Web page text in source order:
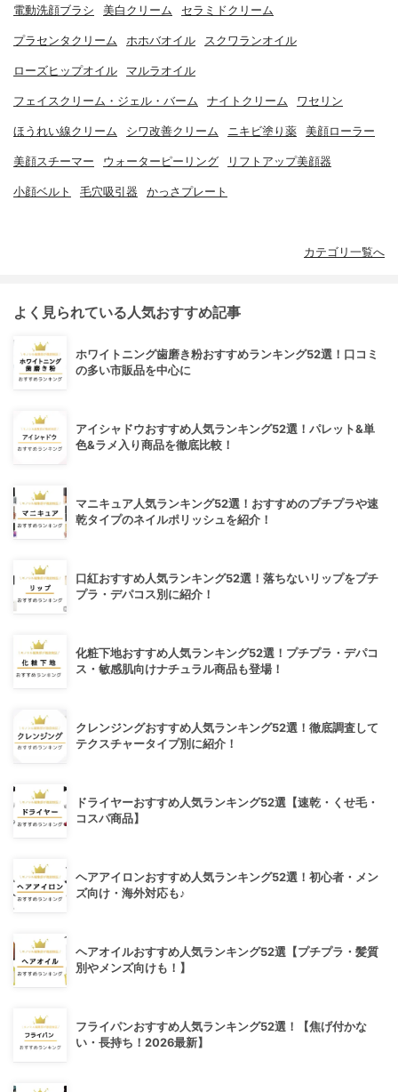
電動洗顔ブラシ 美白クリーム セラミドクリーム
プラセンタクリーム ホホバオイル スクワランオイル
ローズヒップオイル マルラオイル
フェイスクリーム・ジェル・バーム ナイトクリーム ワセリン
ほうれい線クリーム シワ改善クリーム ニキビ塗り薬 美顔ローラー
美顔スチーマー ウォーターピーリング リフトアップ美顔器
小顔ベルト 毛穴吸引器 かっさプレート
カテゴリ一覧へ
よく見られている人気おすすめ記事
ホワイトニング歯磨き粉おすすめランキング52選！口コミ
の多い市販品を中心に
アイシャドウおすすめ人気ランキング52選！パレット&単
色&ラメ入り商品を徹底比較！
マニキュア人気ランキング52選！おすすめのプチプラや速
乾タイプのネイルポリッシュを紹介！
口紅おすすめ人気ランキング52選！落ちないリップをプチ
プラ・デパコス別に紹介！
化粧下地おすすめ人気ランキング52選！プチプラ・デパコ
ス・敏感肌向けナチュラル商品も登場！
クレンジングおすすめ人気ランキング52選！徹底調査して
テクスチャータイプ別に紹介！
ドライヤーおすすめ人気ランキング52選【速乾・くせ毛・
コスパ商品】
ヘアアイロンおすすめ人気ランキング52選！初心者・メン
ズ向け・海外対応も♪
ヘアオイルおすすめ人気ランキング52選【プチプラ・髪質
別やメンズ向けも！】
フライパンおすすめ人気ランキング52選！【焦げ付かな
い・長持ち！2026最新】